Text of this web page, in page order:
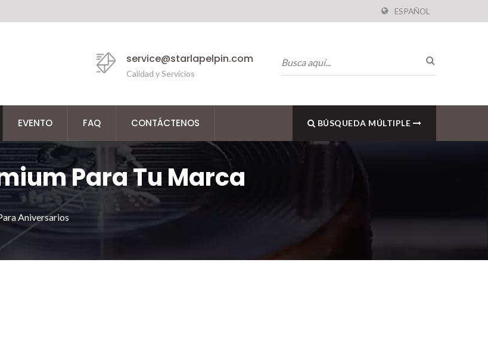
ESPAÑOL
service@starlapelpin.com
Calidad y Servicios
EVENTO FAQ CONTÁCTENOS BÚSQUEDA MÚLTIPLE
Para Tu Marca
Aniversarios